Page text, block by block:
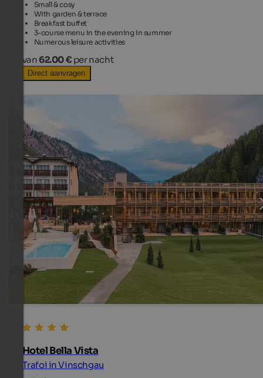
Small & cosy
With garden & terrace
Breakfast buffet
3-course menu in the evening in summer
Numerous leisure activities
van 62.00 € per nacht
Direct aanvragen
Hotel Bella Vista
Trafoi in Vinschgau